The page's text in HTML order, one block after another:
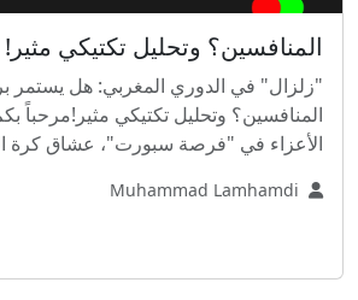
المنافسين؟ وتحليل تكتيكي مثير!
"زلزال" في الدوري المغربي: هل
المنافسين؟ وتحليل تكتيكي مثير!مرحباً
الأعزاء في "فرصة سبورت"، عشاق كرة